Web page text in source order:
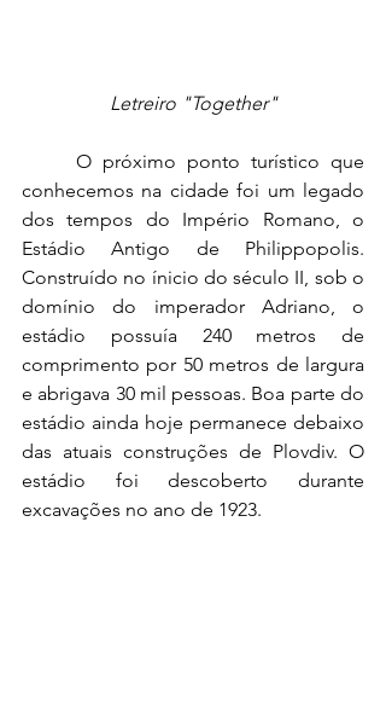
Letreiro "Together"
O próximo ponto turístico que
conhecemos na cidade foi um legado
dos tempos do Império Romano, o
Estádio Antigo de Philippopolis.
Construído no ínicio do século II, sob o
domínio do imperador Adriano, o
estádio possuía 240 metros de
comprimento por 50 metros de largura
e abrigava 30 mil pessoas. Boa parte do
estádio ainda hoje permanece debaixo
das atuais construções de Plovdiv. O
estádio foi descoberto durante
excavações no ano de 1923.